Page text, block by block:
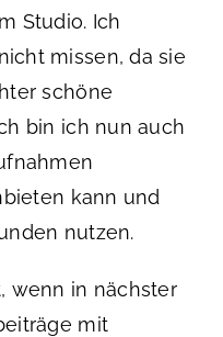
Studio. Ich
missen, da sie
schöne
bin ich nun auch
kann und
nutzen.
wenn in nächster
mit